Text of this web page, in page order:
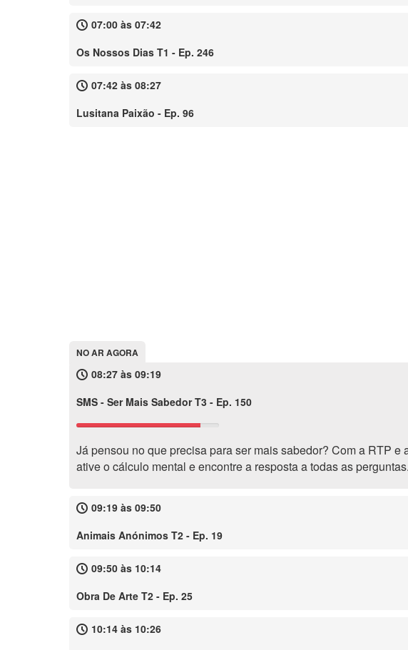
07:00 às 07:42
Os Nossos Dias T1 - Ep. 246
07:42 às 08:27
Lusitana Paixão - Ep. 96
NO AR AGORA
08:27 às 09:19
SMS - Ser Mais Sabedor T3 - Ep. 150
Já pensou no que precisa para ser mais sabedor? Com a RTP
ative o cálculo mental e encontre a resposta a todas as
09:19 às 09:50
Animais Anónimos T2 - Ep. 19
09:50 às 10:14
Obra De Arte T2 - Ep. 25
10:14 às 10:26